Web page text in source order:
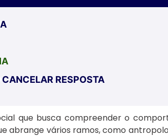
RESPOSTA
que busca compreender o
abrange vários ramos, como